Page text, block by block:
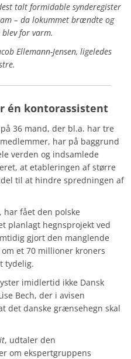
talt formidable synderegister
– da lokummet brændte og
for varm.
Ellemann-Jensen, ligeledes
én kontorassistent
36 mand, der bl.a. har tre
har på baggrund
verden og indsamlede
at etableringen af større
til at hindre spredningen af
har fået den polske
planlagt hegnsprojekt ved
gjort den manglende
et 70 millioner kroners
tydelig.
imidlertid ikke Dansk
Bech, der i avisen
det danske grænsehegn skal
, udtaler den
om ekspertgruppens